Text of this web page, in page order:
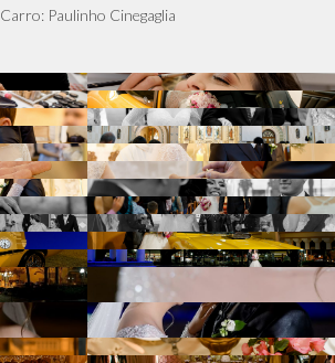
Carro: Paulinho Cinegaglia